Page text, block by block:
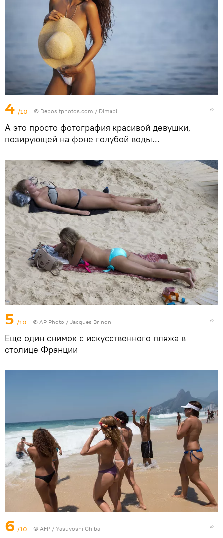
4 /10 © Depositphotos.com / Dimabl
А это просто фотография красивой девушки,
позирующей на фоне голубой воды...
5 /10 © AP Photo / Jacques Brinon
Еще один снимок с искусственного пляжа в
столице Франции
6 /10 © AFP / Yasuyoshi Chiba